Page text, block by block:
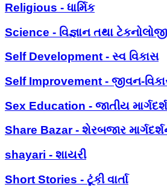
Religious - ધાર્મિક
Science - વિજ્ઞાન તથા ટેકનોલોજી
Self Development - સ્વ વિકાસ
Self Improvement - જીવન-
Sex Education - જાતીય
Share Bazar - શેરબજાર
shayari - શાયરી
Short Stories - ટૂંકી વાર્તા